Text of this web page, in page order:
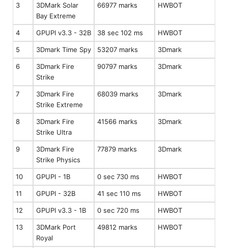
3
3DMark Solar
Bay Extreme
66977 marks HWBOT
4 GPUPI v3.3 - 32B 38 sec 102 ms HWBOT
5 3Dmark Time Spy 53207 marks 3Dmark
6
3Dmark Fire
Strike
90797 marks 3Dmark
7
3Dmark Fire
Strike Extreme
68039 marks 3Dmark
8
3Dmark Fire
Strike Ultra
41566 marks 3Dmark
9
3Dmark Fire
Strike Physics
77879 marks 3Dmark
10 GPUPI - 1B 0 sec 730 ms HWBOT
11 GPUPI - 32B 41 sec 110 ms HWBOT
12 GPUPI v3.3 - 1B 0 sec 720 ms HWBOT
13
3DMark Port
Royal
49812 marks HWBOT